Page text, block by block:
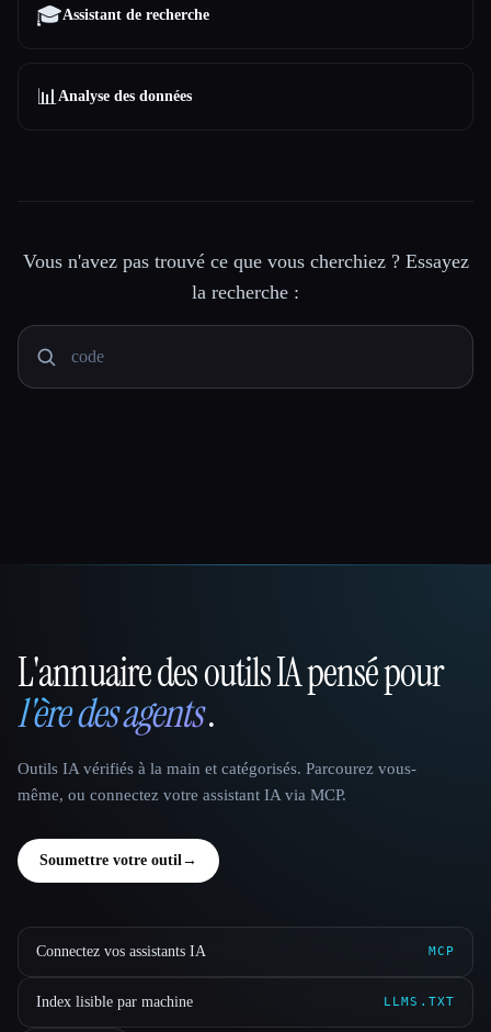
🎓Assistant de recherche
📊 Analyse des données
Vous n'avez pas trouvé ce que vous cherchiez ? Essayez
la recherche :
That AI Collection
L'annuaire des outils IA pensé pour
l'ère des agents.
Outils IA vérifiés à la main et catégorisés. Parcourez vous-
même, ou connectez votre assistant IA via MCP.
Soumettre votre outil→
Connectez vos assistants IA MCP
Index lisible par machine LLMS.TXT